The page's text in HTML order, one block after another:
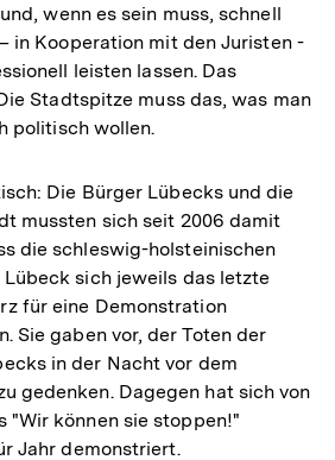
wenn es sein muss, schnell
in Kooperation mit den Juristen -
leisten lassen. Das
Stadtspitze muss das, was man
politisch wollen.
Die Bürger Lübecks und die
mussten sich seit 2006 damit
die schleswig-holsteinischen
Lübeck sich jeweils das letzte
für eine Demonstration
Sie gaben vor, der Toten der
in der Nacht vor dem
gedenken. Dagegen hat sich von
"Wir können sie stoppen!"
Jahr demonstriert.